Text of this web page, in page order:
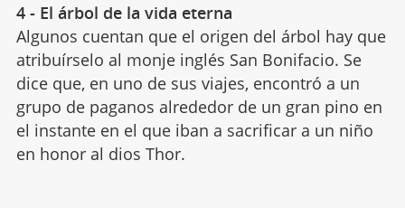
4 - El árbol de la vida eterna
Algunos cuentan que el origen del árbol hay que
atribuírselo al monje inglés San Bonifacio. Se
dice que, en uno de sus viajes, encontró a un
grupo de paganos alrededor de un gran pino en
el instante en el que iban a sacrificar a un niño
en honor al dios Thor.